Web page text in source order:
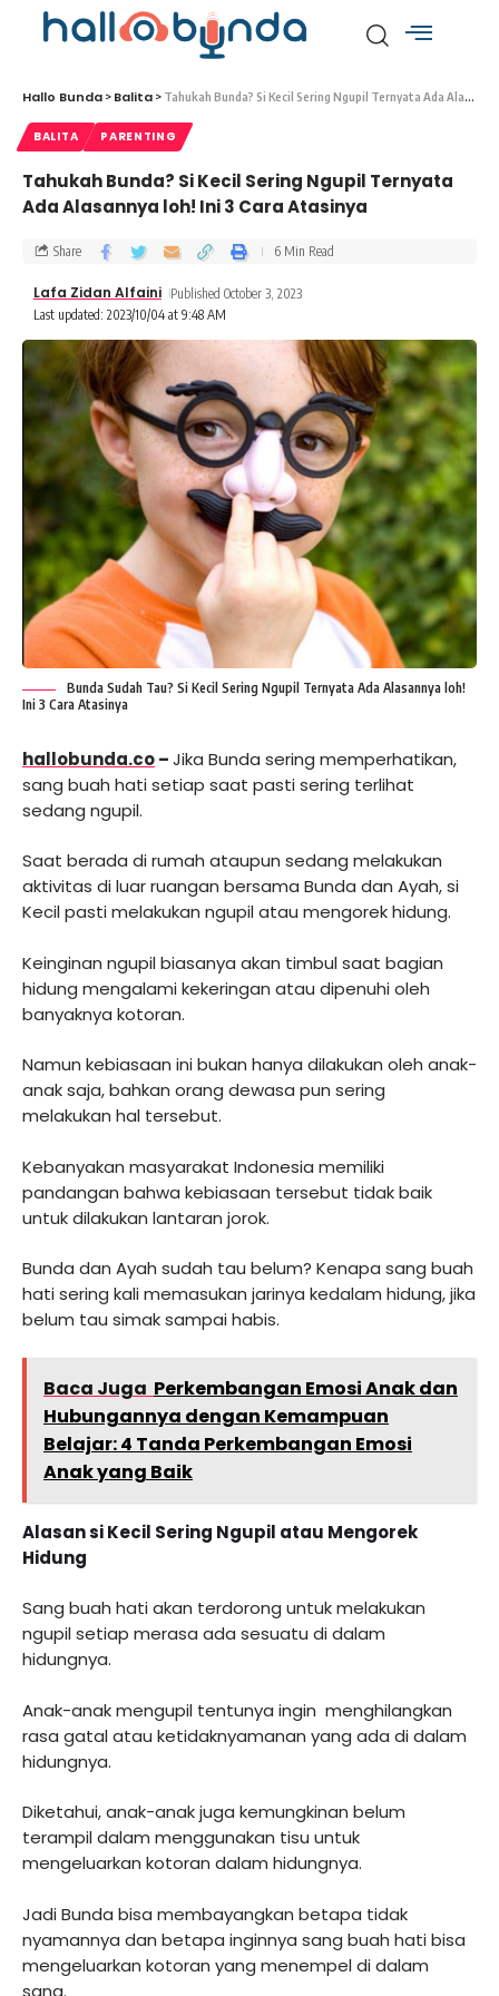
Hallo Bunda > Balita > Tahukah Bunda? Si Kecil Sering Ngupil Ternyata Ada Alasannya loh! Ini 3 Cara Atasinya
BALITA PARENTING
Tahukah Bunda? Si Kecil Sering Ngupil Ternyata
Ada Alasannya loh! Ini 3 Cara Atasinya
Last updated: 2023/10/04 at 9:48 AM
Lafa Zidan Alfaini Published October 3, 2023
Share 6 Min Read
Bunda Sudah Tau? Si Kecil Sering Ngupil Ternyata Ada Alasannya loh!
Ini 3 Cara Atasinya
hallobunda.co–Jika Bunda sering memperhatikan,
sang buah hati setiap saat pasti sering terlihat
sedang ngupil.
Saat berada di rumah ataupun sedang melakukan
aktivitas di luar ruangan bersama Bunda dan Ayah, si
Kecil pasti melakukan ngupil atau mengorek hidung.
Keinginan ngupil biasanya akan timbul saat bagian
hidung mengalami kekeringan atau dipenuhi oleh
banyaknya kotoran.
Namun kebiasaan ini bukan hanya dilakukan oleh anak-
anak saja, bahkan orang dewasa pun sering
melakukan hal tersebut.
Kebanyakan masyarakat Indonesia memiliki
pandangan bahwa kebiasaan tersebut tidak baik
untuk dilakukan lantaran jorok.
Bunda dan Ayah sudah tau belum? Kenapa sang buah
hati sering kali memasukan jarinya kedalam hidung, jika
belum tau simak sampai habis.
Baca Juga Perkembangan Emosi Anak dan
Hubungannya dengan Kemampuan
Belajar: 4 Tanda Perkembangan Emosi
Anak yang Baik
Alasan si Kecil Sering Ngupil atau Mengorek
Hidung
Sang buah hati akan terdorong untuk melakukan
ngupil setiap merasa ada sesuatu di dalam
hidungnya.
Anak-anak mengupil tentunya ingin menghilangkan
rasa gatal atau ketidaknyamanan yang ada di dalam
hidungnya.
Diketahui, anak-anak juga kemungkinan belum
terampil dalam menggunakan tisu untuk
mengeluarkan kotoran dalam hidungnya.
Jadi Bunda bisa membayangkan betapa tidak
nyamannya dan betapa inginnya sang buah hati bisa
mengeluarkan kotoran yang menempel di dalam
sana.